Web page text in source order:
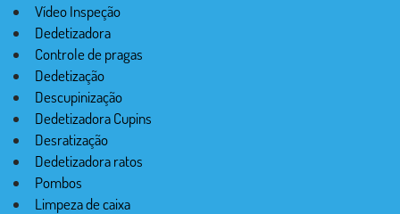
Vídeo Inspeção
Dedetizadora
Controle de pragas
Dedetização
Descupinização
Dedetizadora Cupins
Desratização
Dedetizadora ratos
Pombos
Limpeza de caixa